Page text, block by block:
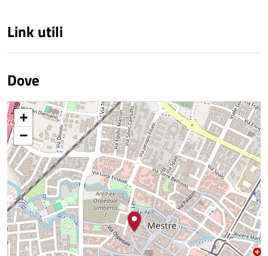
Link utili
Dove
+
−